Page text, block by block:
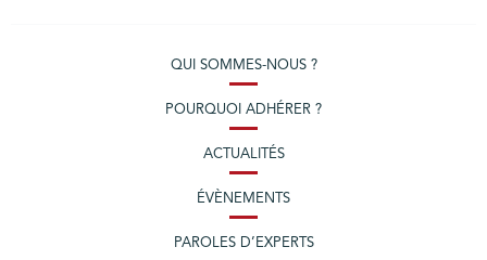
QUI SOMMES-NOUS ?
POURQUOI ADHÉRER ?
ACTUALITÉS
ÉVÈNEMENTS
PAROLES D’EXPERTS